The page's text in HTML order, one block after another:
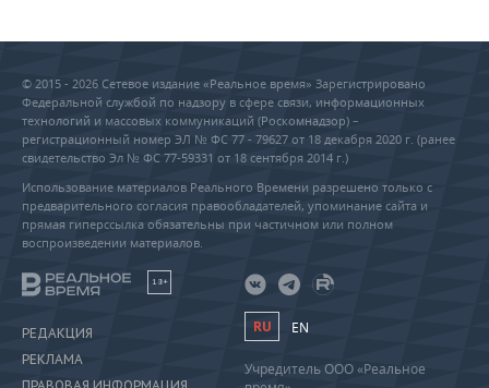
© 2015 - 2026 Сетевое издание «Реальное время» Зарегистрировано
Федеральной службой по надзору в сфере связи, информационных
технологий и массовых коммуникаций (Роскомнадзор) –
регистрационный номер ЭЛ № ФС 77 - 79627 от 18 декабря 2020 г. (ранее
свидетельство Эл № ФС 77-59331 от 18 сентября 2014 г.)
Использование материалов Реального Времени разрешено только с
предварительного согласия правообладателей, упоминание сайта и
прямая гиперссылка обязательны при частичном или полном
воспроизведении материалов.
18+
РЕДАКЦИЯ
РЕКЛАМА
RU EN
Учредитель ООО «Реальное